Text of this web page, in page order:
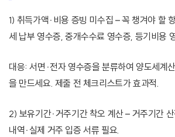
1) 취득가액·비용 증빙 미수집 – 꼭 챙겨야 할
세 납부 영수증, 중개수수료 영수증, 등기비용
대응: 서면·전자 영수증을 분류하여 양도세계
을 만드세요. 제출 전 체크리스트가 효과적.
2) 보유기간·거주기간 착오 계산 – 거주기간
내역·실제 거주 입증 서류 필요.